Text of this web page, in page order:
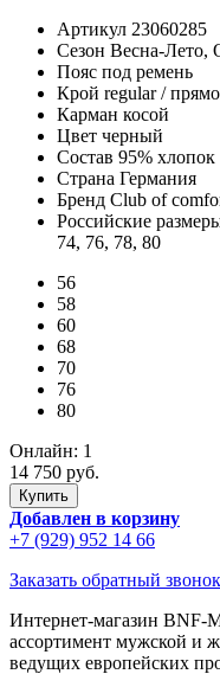
Артикул 23060285
Сезон Весна-Лето,
Пояс под ремень
Крой regular /
Карман косой
Цвет черный
Состав 95% хлопок
Страна Германия
Бренд Club of
Российские
74, 76, 78, 80
56
58
60
68
70
76
80
Онлайн: 1
14 750 руб.
Добавлен в корзину
+7 (929) 952 14 66
Заказать обратный звонок
Интернет-магазин BNF-
ассортимент мужской и
ведущих европейских